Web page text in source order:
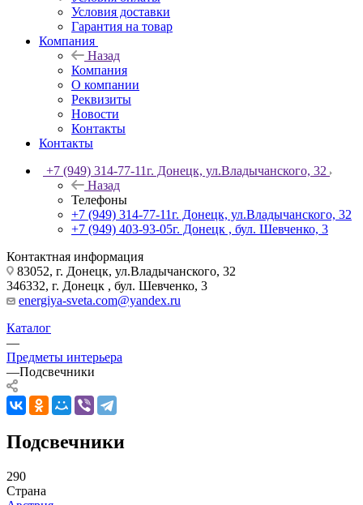
Условия доставки
Гарантия на товар
Компания
Назад
Компания
О компании
Реквизиты
Новости
Контакты
Контакты
+7 (949) 314-77-11г. Донецк, ул.Владычанского, 32
Назад
Телефоны
+7 (949) 314-77-11г. Донецк, ул.Владычанского, 32
+7 (949) 403-93-05г. Донецк , бул. Шевченко, 3
Контактная информация
83052, г. Донецк, ул.Владычанского, 32
346332, г. Донецк , бул. Шевченко, 3
energiya-sveta.com@yandex.ru
Каталог
—
Предметы интерьера
—Подсвечники
Подсвечники
290
Страна